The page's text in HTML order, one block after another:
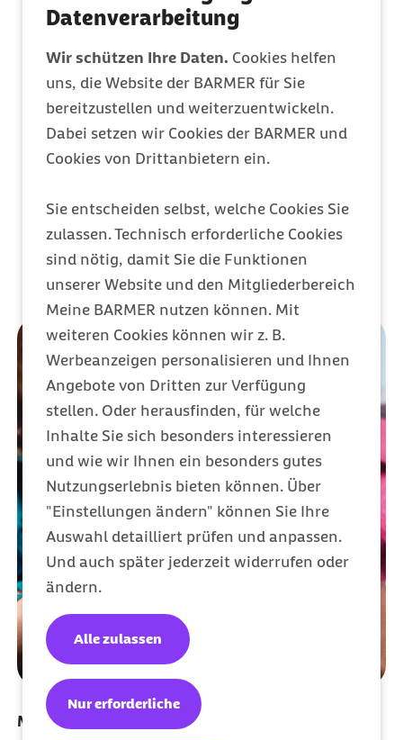
Datenverarbeitung
Wir schützen Ihre Daten. Cookies helfen
uns, die Website der BARMER für Sie
bereitzustellen und weiterzuentwickeln.
Dabei setzen wir Cookies der BARMER und
Cookies von Drittanbietern ein.
Sie entscheiden selbst, welche Cookies Sie
zulassen. Technisch erforderliche Cookies
sind nötig, damit Sie die Funktionen
unserer Website und den Mitgliederbereich
Meine BARMER nutzen können. Mit
weiteren Cookies können wir z. B.
Werbeanzeigen personalisieren und Ihnen
Angebote von Dritten zur Verfügung
stellen. Oder herausfinden, für welche
Inhalte Sie sich besonders interessieren
und wie wir Ihnen ein besonders gutes
Nutzungserlebnis bieten können. Über
"Einstellungen ändern" können Sie Ihre
Auswahl detailliert prüfen und anpassen.
Und auch später jederzeit widerrufen oder
ändern.
Nur erforderliche
Alle zulassen
Entdecken Sie Ihre Vorteile
Barmer Bonus
Punkte sammeln & Prämie auszahlen lassen
Ein Zugang für alles
Meine Barmer per App nutzen